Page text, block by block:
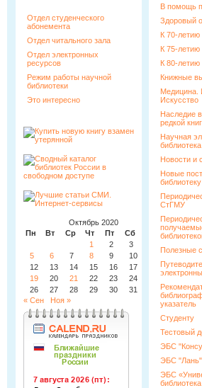
Отдел студенческого
абонемента
Отдел читального зала
Отдел электронных
ресурсов
Режим работы научной
библиотеки
Это интересно
Октябрь 2020
Пн
Вт Ср Чт Пт Сб
1
2 3
5
6 7 8 9 10
12
13 14 15 16 17
19
20 21 22 23 24
26
27 28 29 30
31
« Сен
Ноя »
В помощь
Здоровый
К 70-
К 75-
К 80-
Книжные
Медицина.
Искусство
Наследие
редкой
Научная
Новости и
Новые
библиотеку
СтГМУ
Полезные
указатель
Студенту
Тестовый
ЭБС
ЭБС "Лань"
ЭБС